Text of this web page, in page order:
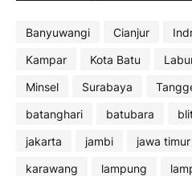
Banyuwangi Cianjur
Kampar
Kota Batu
Minsel
Surabaya
batanghari
batubara
jakarta
jambi jawa timur
karawang
lampung